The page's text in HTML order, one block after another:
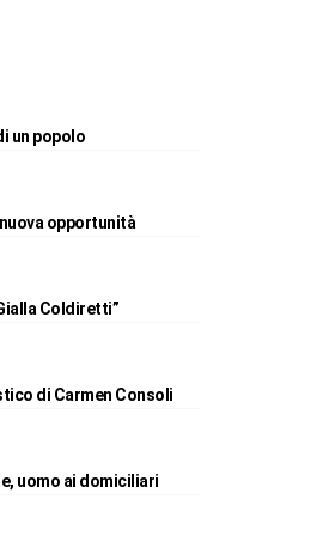
un popolo
opportunità
Coldiretti”
di Carmen Consoli
uomo ai domiciliari